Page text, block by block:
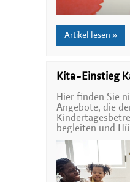
Artikel lesen »
Kita-Einstieg
Hier finden Sie
Angebote, die
begleiten und